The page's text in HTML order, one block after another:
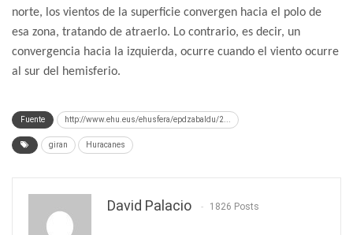
norte, los vientos de la superficie convergen hacia el polo de
esa zona, tratando de atraerlo. Lo contrario, es decir, un
convergencia hacia la izquierda, ocurre cuando el viento ocurre
al sur del hemisferio.
Fuente http://www.ehu.eus/ehusfera/epdzabaldu/2...
giran Huracanes
David Palacio 1826 Posts